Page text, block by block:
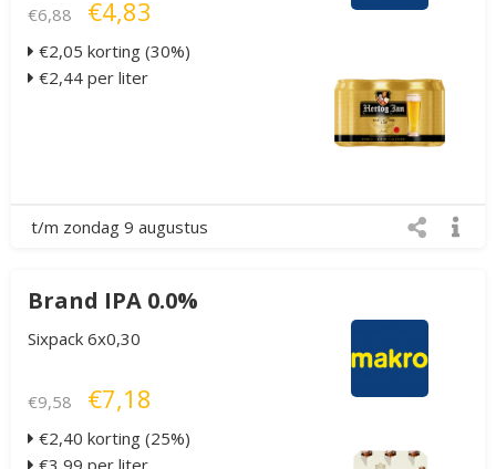
€6,88 €4,83
€2,05 korting (30%)
€2,44 per liter
t/m zondag 9 augustus
Brand IPA 0.0%
Sixpack 6x0,30
€9,58 €7,18
€2,40 korting (25%)